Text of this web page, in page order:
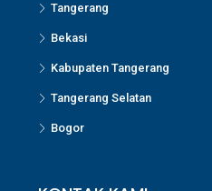
Tangerang
Bekasi
Kabupaten Tangerang
Tangerang Selatan
Bogor